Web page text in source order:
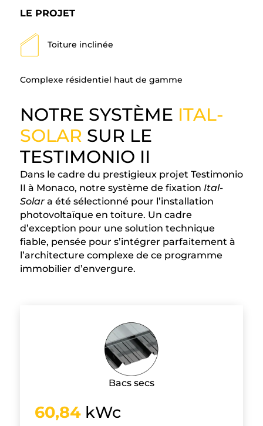
LE PROJET
Toiture inclinée
Complexe résidentiel haut de gamme
NOTRE SYSTÈME ITAL-
SOLAR SUR LE
TESTIMONIO II
Dans le cadre du prestigieux projet Testimonio
II à Monaco, notre système de fixation Ital-
Solara été sélectionné pour l’installation
photovoltaïque en toiture. Un cadre
d’exception pour une solution technique
fiable, pensée pour s’intégrer parfaitement à
l’architecture complexe de ce programme
immobilier d’envergure.
Bacs secs
60,84 kWc